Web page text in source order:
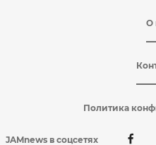
О
Политика
JAMnews в соцсетях